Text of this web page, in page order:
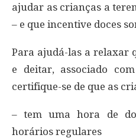
ajudar as crianças a
– e que incentive doces
Para ajudá-las a relaxar
e deitar, associado
certifique-se de que as
– tem uma hora de
horários regulares